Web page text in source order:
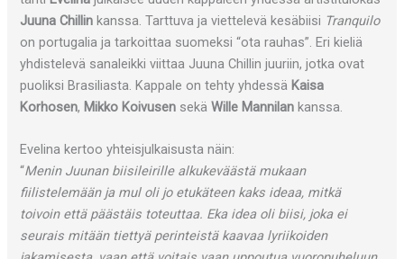
Juuna Chillin kanssa. Tarttuva ja viettelevä kesäbiisi Tranquilo
on portugalia ja tarkoittaa suomeksi “ota rauhas”. Eri kieliä
yhdistelevä sanaleikki viittaa Juuna Chillin juuriin, jotka ovat
puoliksi Brasiliasta. Kappale on tehty yhdessä Kaisa
Korhosen, Mikko Koivusen sekä Wille Mannilankanssa.
Evelina kertoo yhteisjulkaisusta näin:
“Menin Juunan biisileirille alkukeväästä mukaan
fiilistelemään ja mul oli jo etukäteen kaks ideaa, mitkä
toivoin että päästäis toteuttaa. Eka idea oli biisi, joka ei
seurais mitään tiettyä perinteistä kaavaa lyriikoiden